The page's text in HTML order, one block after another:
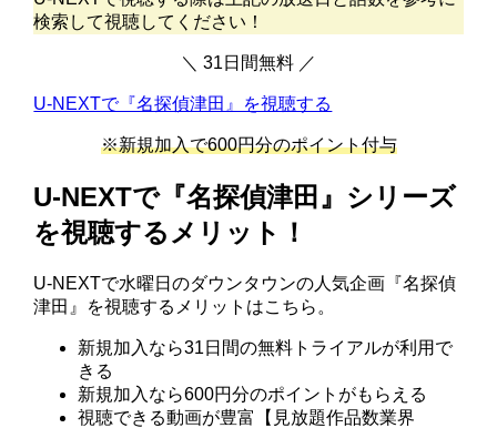
検索して視聴してください！
＼ 31日間無料 ／
U-NEXTで『名探偵津田』を視聴する
※新規加入で600円分のポイント付与
U-NEXTで『名探偵津田』シリーズ
を視聴するメリット！
U-NEXTで水曜日のダウンタウンの人気企画『名探偵
津田』を視聴するメリットはこちら。
新規加入なら31日間の無料トライアルが利用で
きる
新規加入なら600円分のポイントがもらえる
視聴できる動画が豊富【見放題作品数業界